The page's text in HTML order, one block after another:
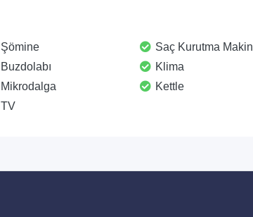
Şömine
Saç Kurutma
Buzdolabı
Klima
Mikrodalga
Kettle
TV